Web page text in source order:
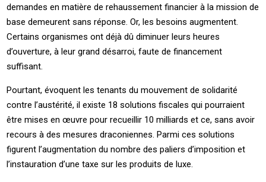
demandes en matière de rehaussement financier à la mission de
base demeurent sans réponse. Or, les besoins augmentent.
Certains organismes ont déjà dû diminuer leurs heures
d’ouverture, à leur grand désarroi, faute de financement
suffisant.
Pourtant, évoquent les tenants du mouvement de solidarité
contre l’austérité, il existe 18 solutions fiscales qui pourraient
être mises en œuvre pour recueillir 10 milliards et ce, sans avoir
recours à des mesures draconiennes. Parmi ces solutions
figurent l’augmentation du nombre des paliers d’imposition et
l’instauration d’une taxe sur les produits de luxe.